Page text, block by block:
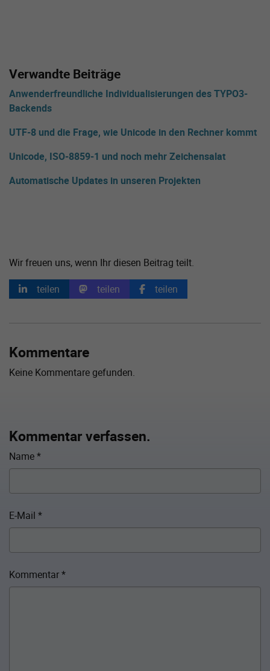
Verwandte Beiträge
Anwenderfreundliche Individualisierungen des TYPO3-
Backends
UTF-8 und die Frage, wie Unicode in den Rechner kommt
Unicode, ISO-8859-1 und noch mehr Zeichensalat
Automatische Updates in unseren Projekten
Wir freuen uns, wenn Ihr diesen Beitrag teilt.
teilen
teilen teilen
Kommentare
Keine Kommentare gefunden.
Kommentar verfassen.
Name*
E-Mail *
Kommentar*